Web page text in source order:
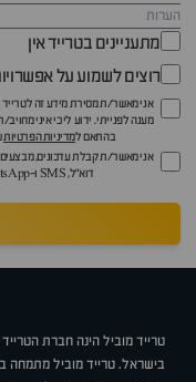
מתעניינים בטרייד אין
רוצים לשמוע על
אני מאשר/ת מסירת מידע זה
מענה לפנייתי. ידוע לי כי איני
בהתאם למדיניות הפרטיות
אני מאשר/ת קבלת עדכונים, מבצעים
דוא״ל, SMS ו-WhatsApp. ידוע לי כי באפשרותי לבטל הסכמה זו בכל עת.
טרייד מוביל הינה חברת
בישראל. טרייד מוביל מתמחה